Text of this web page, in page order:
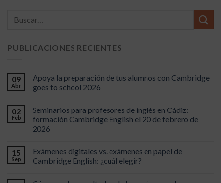
PUBLICACIONES RECIENTES
09
Abr
Apoya la preparación de tus alumnos con Cambridge
goes to school 2026
02
Feb
Seminarios para profesores de inglés en Cádiz:
formación Cambridge English el 20 de febrero de
2026
15
Sep
Exámenes digitales vs. exámenes en papel de
Cambridge English: ¿cuál elegir?